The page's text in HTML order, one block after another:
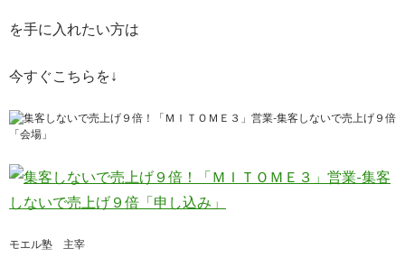
を手に入れたい方は
今すぐこちらを↓
モエル塾 主宰